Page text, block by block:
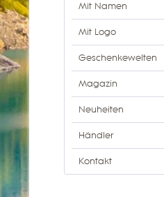
Mit Namen
Mit Logo
Geschenkewelten
Magazin
Neuheiten
Händler
Kontakt